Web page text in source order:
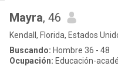
Mayra, 46
Kendall, Florida, Estados
Buscando: Hombre 36 - 48
Ocupación: Educación-